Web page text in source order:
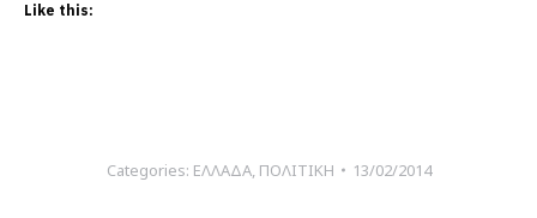
Like this:
Categories: ΕΛΛΑΔΑ, ΠΟΛΙΤΙΚΗ 13/02/2014